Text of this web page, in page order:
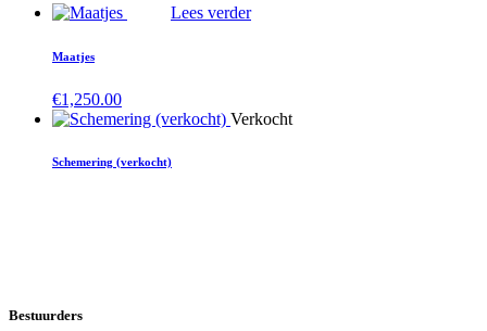
Lees verder
Maatjes
€1,250.00
Verkocht
Schemering (verkocht)
Bestuurders